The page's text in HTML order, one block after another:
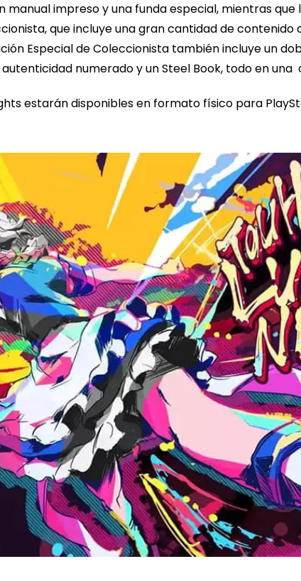
manual impreso y una funda especial, mientras
que incluye una gran cantidad de
Especial de Coleccionista también incluye un
numerado y un Steel Book, todo en una
estarán disponibles en formato físico para